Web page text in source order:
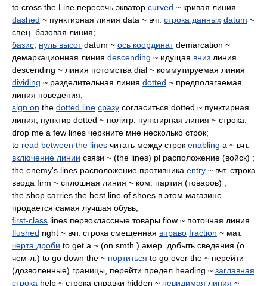
to cross the Line пересечь экватор curved ~ кривая линия
dashed ~ пунктирная линия data ~ вчт. строка данных datum ~
спец. базовая линия;
базис нуль высотdatum ~ ось координатdemarcation ~
демаркационная линия descending ~ идущая вниз линия
descending ~ линия потомства dial ~ коммутируемая линия
dividing ~ разделительная линия dotted ~ предполагаемая
линия поведения;
sign on the dotted line сразу согласиться dotted ~ пунктирная
линия, пунктир dotted ~ полигр. пунктирная линия ~ строка;
drop me a few lines черкните мне несколько строк;
to read between the lines читать между строк enabling a ~ вчт.
включение линии связи ~ (the lines) pl расположение (войск) ;
the enemy's lines расположение противника entry ~ вчт. строка
ввода firm ~ сплошная линия ~ ком. партия (товаров) ;
the shop carries the best line of shoes в этом магазине
продается самая лучшая обувь;
first-class lines первоклассные товары flow ~ поточная линия
flushed right ~ вчт. строка смещенная вправо fraction ~ мат.
черта дроби to get a ~ (on smth.) амер. добыть сведения (о
чем-л.) to go down the ~ портиться to go over the ~ перейти
(дозволенные) границы, перейти предел heading ~ заглавная
строка help ~ строка справки hidden ~ невидимая линия ~